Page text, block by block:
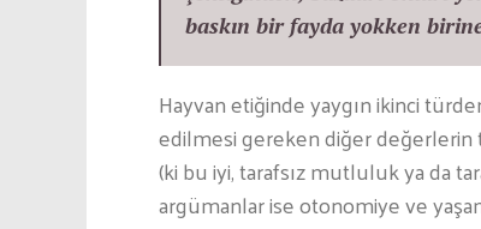
baskın bir fayda yokken
Hayvan etiğinde yaygın ikinci
edilmesi gereken diğer değerlerin
(ki bu iyi, tarafsız mutluluk ya da
argümanlar ise otonomiye ve